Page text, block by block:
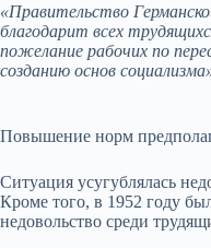
«Правительство
благодарит всех
пожелание рабочих по
созданию основ
Повышение норм
Ситуация усугублялась
Кроме того, в 1952 году
недовольство среди